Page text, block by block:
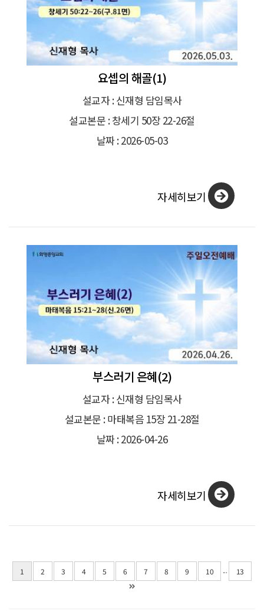
요셉의 해골(1)
설교자 : 신재형 담임목사
설교본문 : 창세기 50장 22-26절
날짜 : 2026-05-03
자세히보기
부스러기 은혜(2)
설교자 : 신재형 담임목사
설교본문 : 마태복음 15장 21-28절
날짜 : 2026-04-26
자세히보기
1 2 3 4 5 6 7 8 9 10 13